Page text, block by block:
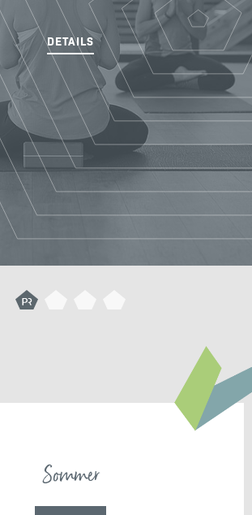
DETAILS
Sommer